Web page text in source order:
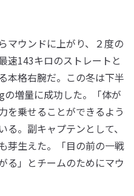
マウンドに上がり、２度の
速143キロのストレートと
本格右腕だ。この冬は下半
増量に成功した。「体が
を乗せることができるよう
。副キャプテンとして、
芽生えた。「目の前の一戦
る」とチームのためにマウ